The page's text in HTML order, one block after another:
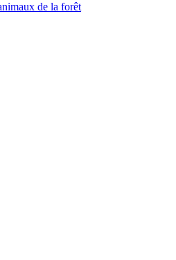
de la forêt